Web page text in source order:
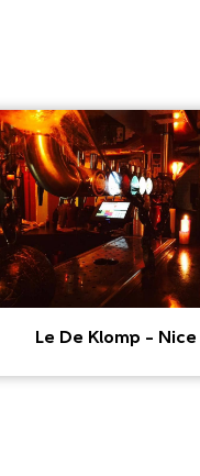
Le De Klomp – Nice